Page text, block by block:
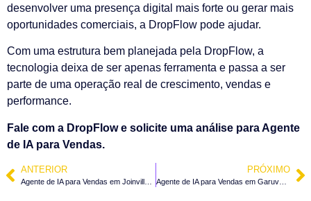
desenvolver uma presença digital mais forte ou gerar mais
oportunidades comerciais, a DropFlow pode ajudar.
Com uma estrutura bem planejada pela DropFlow, a
tecnologia deixa de ser apenas ferramenta e passa a ser
parte de uma operação real de crescimento, vendas e
performance.
Fale com a DropFlow e solicite uma análise para Agente
de IA para Vendas.
ANTERIOR PRÓXIMO
Agente de IA para Vendas em Garuva – SC